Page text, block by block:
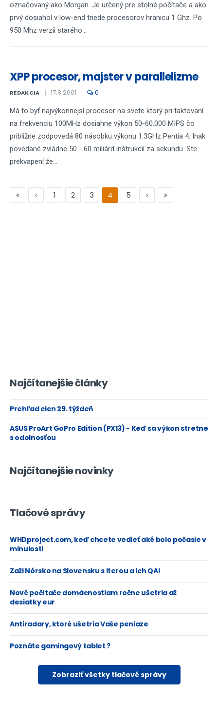
označovaný ako Morgan. Je určený pre stolné počítače a ako
prvý dosiahol v low-end triede procesorov hranicu 1 Ghz. Po
950 Mhz verzii starého...
XPP procesor, majster v parallelizme
REDAKCIA 17.8.2001 0
Má to byť najvýkonnejsí procesor na svete ktorý pri taktovaní
na frekvenciu 100MHz dosiahne výkon 50-60.000 MIPS čo
približne zodpovedá 80 násobku výkonu 1.3GHz Pentia 4. Inak
povedané zvládne 50 - 60 miliárd inštrukcií za sekundu. Ste
prekvapení že...
1 2 3 4 5
Najčítanejšie články
Prehľad cien 29. týždeň
ASUS ProArt GoPro Edition (PX13) - Keď sa výkon stretne
s odolnosťou
Najčítanejšie novinky
Tlačové správy
WHDproject.com, keď chcete vedieť aké bolo počasie v
minulosti
Zaži Nórsko na Slovensku s Iterou a ich QA!
Nové počítače domácnostiam ročne ušetria až
desiatky eur
Antiradary, ktoré ušetria Vaše peniaze
Poznáte gamingový tablet ?
Zobraziť všetky tlačové správy